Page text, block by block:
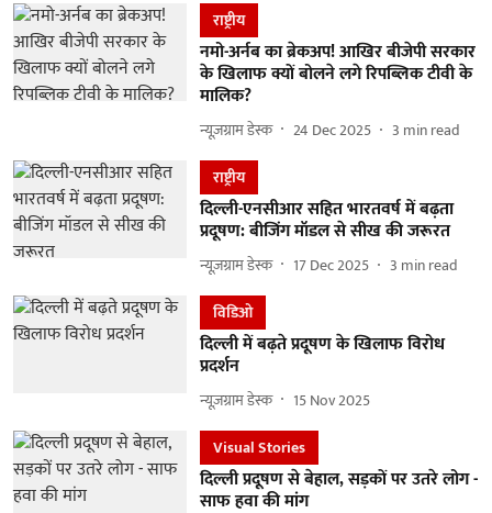
राष्ट्रीय
नमो-अर्नब का ब्रेकअप! आखिर बीजेपी सरकार
के खिलाफ क्यों बोलने लगे रिपब्लिक टीवी के
मालिक?
न्यूज़ग्राम डेस्क 24 Dec 2025 3 min read
राष्ट्रीय
दिल्ली-एनसीआर सहित भारतवर्ष में बढ़ता
प्रदूषण: बीजिंग मॉडल से सीख की जरूरत
न्यूज़ग्राम डेस्क 17 Dec 2025 3 min read
विडिओ
दिल्ली में बढ़ते प्रदूषण के खिलाफ विरोध
प्रदर्शन
न्यूज़ग्राम डेस्क
15 Nov 2025
Visual Stories
दिल्ली प्रदूषण से बेहाल, सड़कों पर उतरे लोग -
साफ हवा की मांग